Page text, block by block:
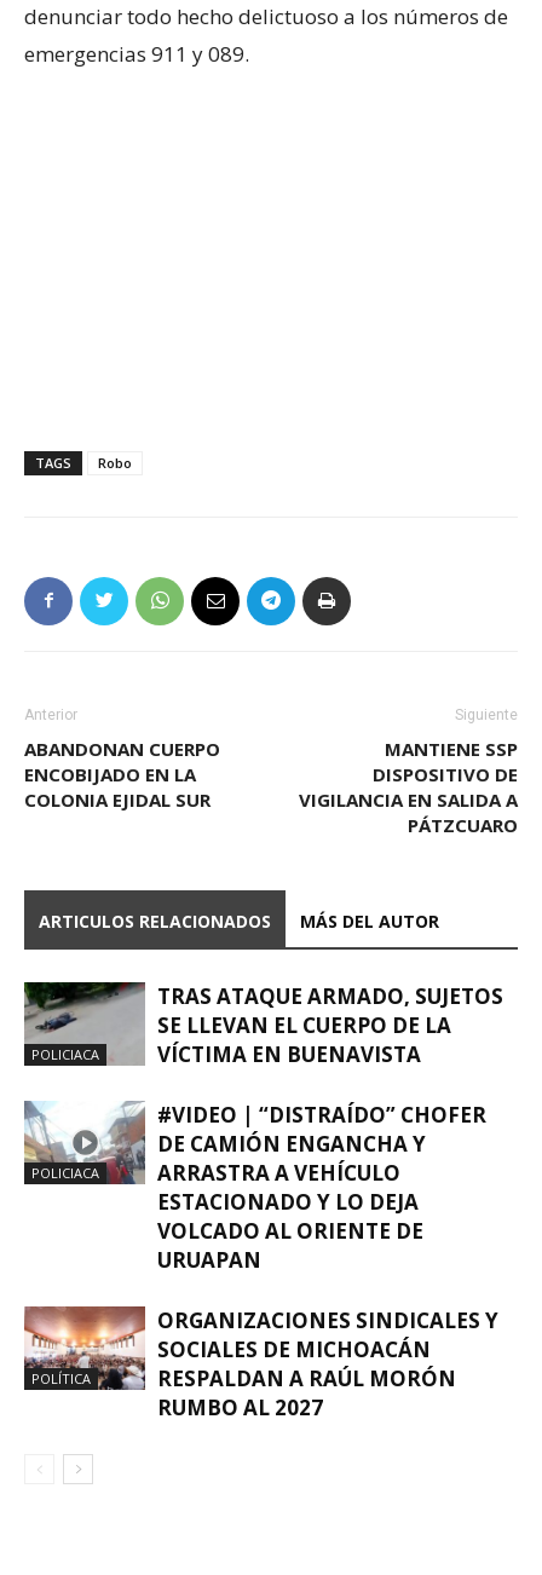
denunciar todo hecho delictuoso a los números de
emergencias 911 y 089.
TAGS Robo
Anterior
ABANDONAN CUERPO
ENCOBIJADO EN LA
COLONIA EJIDAL SUR
Siguiente
MANTIENE SSP
DISPOSITIVO DE
VIGILANCIA EN SALIDA A
PÁTZCUARO
ARTICULOS RELACIONADOS MÁS DEL AUTOR
POLICIACA
TRAS ATAQUE ARMADO, SUJETOS
SE LLEVAN EL CUERPO DE LA
VÍCTIMA EN BUENAVISTA
POLICIACA
#VIDEO | “DISTRAÍDO” CHOFER
DE CAMIÓN ENGANCHA Y
ARRASTRA A VEHÍCULO
ESTACIONADO Y LO DEJA
VOLCADO AL ORIENTE DE
URUAPAN
POLÍTICA
ORGANIZACIONES SINDICALES Y
SOCIALES DE MICHOACÁN
RESPALDAN A RAÚL MORÓN
RUMBO AL 2027